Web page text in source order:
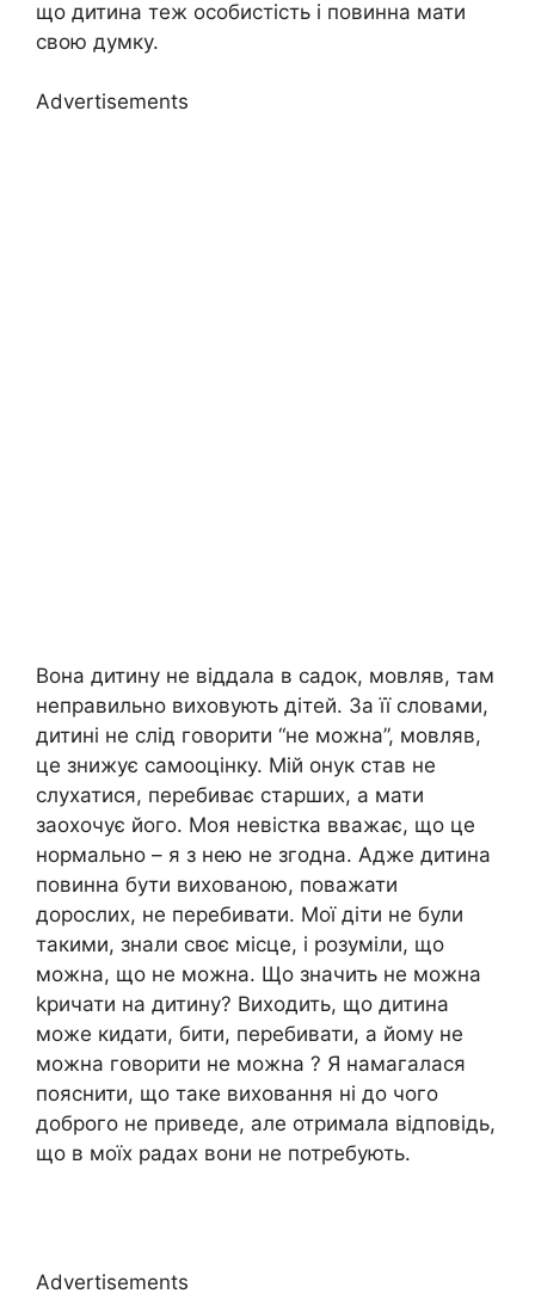
що дитина теж особистість і повинна мати
свою думку.
Advertisements
Вона дитину не віддала в садок, мовляв, там
неправильно виховують дітей. За її словами,
дитині не слід говорити “не можна”, мовляв,
це знижує самооцінку. Мій онук став не
слухатися, перебиває старших, а мати
заохочує його. Моя невістка вважає, що це
нормально – я з нею не згодна. Адже дитина
повинна бути вихованою, поважати
дорослих, не перебивати. Мої діти не були
такими, знали своє місце, і розуміли, що
можна, що не можна. Що значить не можна
kричати на дитину? Виходить, що дитина
може кидати, бити, перебивати, а йому не
можна говорити не можна ? Я намагалася
пояснити, що таке виховання ні до чого
доброго не приведе, але отримала відповідь,
що в моїх радах вони не потребують.
Advertisements